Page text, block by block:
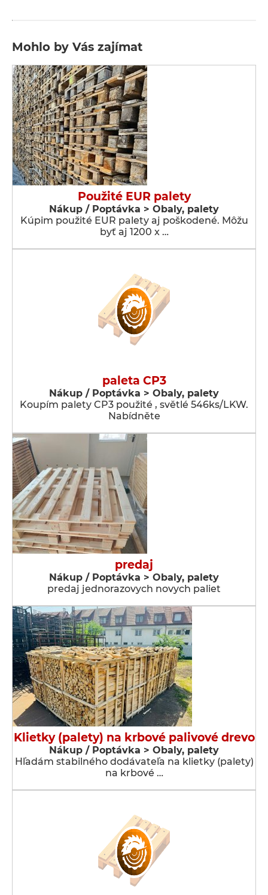
Mohlo by Vás zajímat
Použité EUR palety
Nákup / Poptávka > Obaly, palety
Kúpim použité EUR palety aj poškodené. Môžu
byť aj 1200 x …
paleta CP3
Nákup / Poptávka > Obaly, palety
Koupím palety CP3 použité , světlé 546ks/LKW.
Nabídněte
predaj
Nákup / Poptávka > Obaly, palety
predaj jednorazovych novych paliet
Klietky (palety) na krbové palivové drevo
Nákup / Poptávka > Obaly, palety
Hľadám stabilného dodávateľa na klietky (palety)
na krbové …